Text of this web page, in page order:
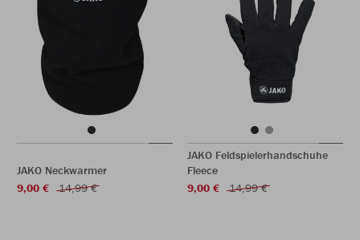
JAKO Neckwarmer
9,00 €
14,99 €
JAKO Feldspielerhandschuhe
Fleece
9,00 €
14,99 €